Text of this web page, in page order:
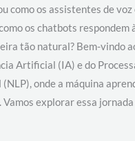
como os assistentes de
os chatbots respondem
tão natural? Bem-vindo
Artificial (IA) e do
onde a máquina
Vamos explorar essa